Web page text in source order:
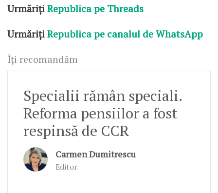
UrmărițiRepublica pe Threads
UrmărițiRepublica pe canalul de WhatsApp
Îți recomandăm
Specialii rămân speciali.
Reforma pensiilor a fost
respinsă de CCR
Carmen Dumitrescu
Editor